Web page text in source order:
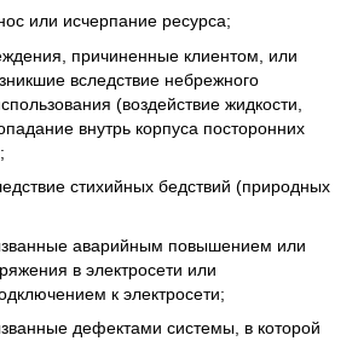
или исчерпание ресурса;
причиненные клиентом, или
вследствие небрежного
(воздействие жидкости,
внутрь корпуса посторонних
стихийных бедствий (природных
аварийным повышением или
в электросети или
к электросети;
дефектами системы, в которой